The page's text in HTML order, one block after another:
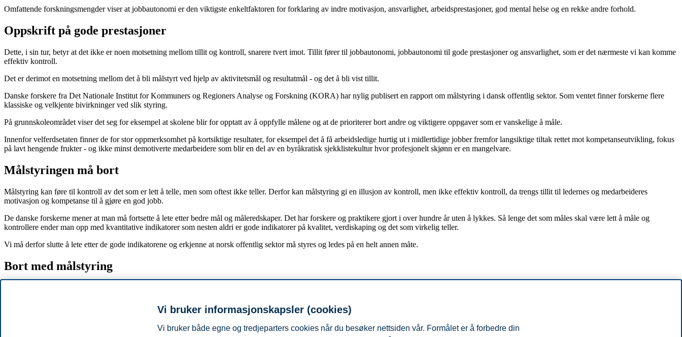
Omfattende forskningsmengder viser at jobbautonomi er den viktigste enkeltfaktoren for forklaring av indre motivasjon, ansvarlighet, arbeidsprestasjoner, god mental helse og en rekke andre forhold.
Oppskrift på gode prestasjoner
Dette, i sin tur, betyr at det ikke er noen motsetning mellom tillit og kontroll, snarere tvert imot. Tillit fører til jobbautonomi, jobbautonomi til gode prestasjoner og ansvarlighet, som er det nærmeste vi kan komme
effektiv kontroll.
Det er derimot en motsetning mellom det å bli målstyrt ved hjelp av aktivitetsmål og resultatmål - og det å bli vist tillit.
Danske forskere fra Det Nationale Institut for Kommuners og Regioners Analyse og Forskning (KORA) har nylig publisert en rapport om målstyring i dansk offentlig sektor. Som ventet finner forskerne flere
klassiske og velkjente bivirkninger ved slik styring.
På grunnskoleområdet viser det seg for eksempel at skolene blir for opptatt av å oppfylle målene og at de prioriterer bort andre og viktigere oppgaver som er vanskelige å måle.
Innenfor velferdsetaten finner de for stor oppmerksomhet på kortsiktige resultater, for eksempel det å få arbeidsledige hurtig ut i midlertidige jobber fremfor langsiktige tiltak rettet mot kompetanseutvikling, fokus
på lavt hengende frukter - og ikke minst demotiverte medarbeidere som blir en del av en byråkratisk sjekklistekultur hvor profesjonelt skjønn er en mangelvare.
Målstyringen må bort
Målstyring kan føre til kontroll av det som er lett å telle, men som oftest ikke teller. Derfor kan målstyring gi en illusjon av kontroll, men ikke effektiv kontroll, da trengs tillit til ledernes og medarbeideres
motivasjon og kompetanse til å gjøre en god jobb.
De danske forskerne mener at man må fortsette å lete etter bedre mål og måleredskaper. Det har forskere og praktikere gjort i over hundre år uten å lykkes. Så lenge det som måles skal være lett å måle og
kontrollere ender man opp med kvantitative indikatorer som nesten aldri er gode indikatorer på kvalitet, verdiskaping og det som virkelig teller.
Vi må derfor slutte å lete etter de gode indikatorene og erkjenne at norsk offentlig sektor må styres og ledes på en helt annen måte.
Bort med målstyring
Neste gang politikere og ledere i offentlig sektor snakker om tillit, må vi spørre dem om de målstyrer. Hvis svaret er ja, tar de ikke sjansen på å stole på tillit som et effektiv styrings- og ledelsesverktøy.
Vi bruker informasjonskapsler (cookies)
Vi bruker både egne og tredjeparters cookies når du besøker nettsiden vår. Formålet er å forbedre din